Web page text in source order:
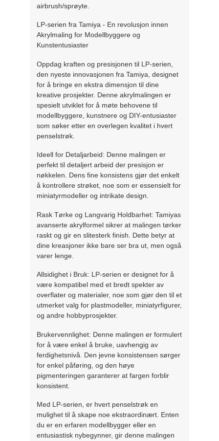
airbrush/sprøyte.
LP-serien fra Tamiya - En revolusjon innen
Akrylmaling for Modellbyggere og
Kunstentusiaster
Oppdag kraften og presisjonen til LP-serien,
den nyeste innovasjonen fra Tamiya, designet
for å bringe en ekstra dimensjon til dine
kreative prosjekter. Denne akrylmalingen er
spesielt utviklet for å møte behovene til
modellbyggere, kunstnere og DIY-entusiaster
som søker etter en overlegen kvalitet i hvert
penselstrøk.
Ideell for Detaljarbeid: Denne malingen er
perfekt til detaljert arbeid der presisjon er
nøkkelen. Dens fine konsistens gjør det enkelt
å kontrollere strøket, noe som er essensielt for
miniatyrmodeller og intrikate design.
Rask Tørke og Langvarig Holdbarhet: Tamiyas
avanserte akrylformel sikrer at malingen tørker
raskt og gir en slitesterk finish. Dette betyr at
dine kreasjoner ikke bare ser bra ut, men også
varer lenge.
Allsidighet i Bruk: LP-serien er designet for å
være kompatibel med et bredt spekter av
overflater og materialer, noe som gjør den til et
utmerket valg for plastmodeller, miniatyrfigurer,
og andre hobbyprosjekter.
Brukervennlighet: Denne malingen er formulert
for å være enkel å bruke, uavhengig av
ferdighetsnivå. Den jevne konsistensen sørger
for enkel påføring, og den høye
pigmenteringen garanterer at fargen forblir
konsistent.
Med LP-serien, er hvert penselstrøk en
mulighet til å skape noe ekstraordinært. Enten
du er en erfaren modellbygger eller en
entusiastisk nybegynner, gir denne malingen